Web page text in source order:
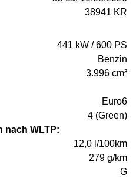
38941 KR
441 kW / 600 PS
Benzin
3.996 cm³
Euro6
4 (Green)
nach WLTP:
12,0 l/100km
279 g/km
G